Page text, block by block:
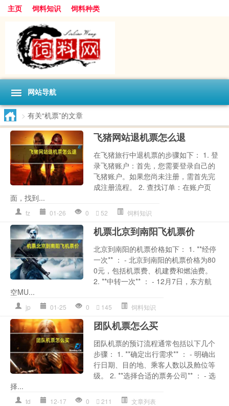
主页 饲料知识 饲料种类
网站导航
> 有关“机票”的文章
飞猪网站退机票怎么退
在飞猪旅行中退机票的步骤如下： 1. 登
录飞猪账户：首先，您需要登录自己的
飞猪账户。如果您尚未注册，需首先完
成注册流程。 2. 查找订单：在账户页
面，找到...
fz 01-26 0 52 饲料知识
机票北京到南阳飞机票价
北京到南阳的机票价格如下： 1. **经停
一次** ： - 北京到南阳的机票价格为80
0元，包括机票费、机建费和燃油费。
2. **中转一次** ： - 12月7日，东方航
空MU...
jp 01-25 0 145 饲料知识
团队机票怎么买
团队机票的预订流程通常包括以下几个
步骤： 1. **确定出行需求** ： - 明确出
行日期、目的地、乘客人数以及舱位等
级。 2. **选择合适的票务公司** ： - 选
择...
td 12-17 0 211 文章列表